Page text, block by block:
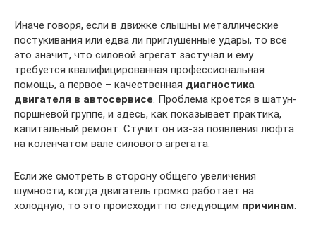
Иначе говоря, если в движке слышны металлические
постукивания или едва ли приглушенные удары, то все
это значит, что силовой агрегат застучал и ему
требуется квалифицированная профессиональная
помощь, а первое – качественная диагностика
двигателя в автосервисе. Проблема кроется в шатун-
поршневой группе, и здесь, как показывает практика,
капитальный ремонт. Стучит он из-за появления люфта
на коленчатом вале силового агрегата.
Если же смотреть в сторону общего увеличения
шумности, когда двигатель громко работает на
холодную, то это происходит по следующим причинам: